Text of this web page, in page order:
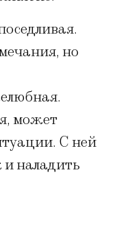
но
может
С ней
наладить